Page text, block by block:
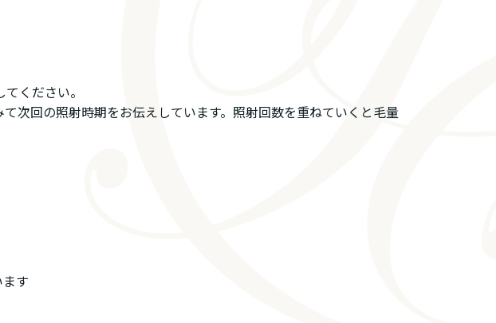
ください。
次回の照射時期をお伝えしています。照射回数を重ねていくと毛量
す